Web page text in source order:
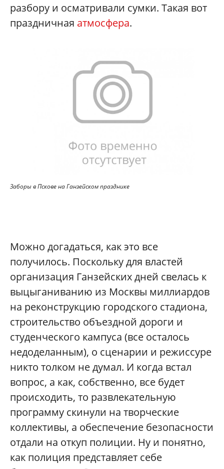
разбору и осматривали сумки. Такая вот
праздничная атмосфера.
Заборы в Пскове на Ганзейском празднике
Можно догадаться, как это все
получилось. Поскольку для властей
организация Ганзейских дней свелась к
выцыганиванию из Москвы миллиардов
на реконструкцию городского стадиона,
строительство объездной дороги и
студенческого кампуса (все осталось
недоделанным), о сценарии и режиссуре
никто толком не думал. И когда встал
вопрос, а как, собственно, все будет
происходить, то развлекательную
программу скинули на творческие
коллективы, а обеспечение безопасности
отдали на откуп полиции. Ну и понятно,
как полиция представляет себе